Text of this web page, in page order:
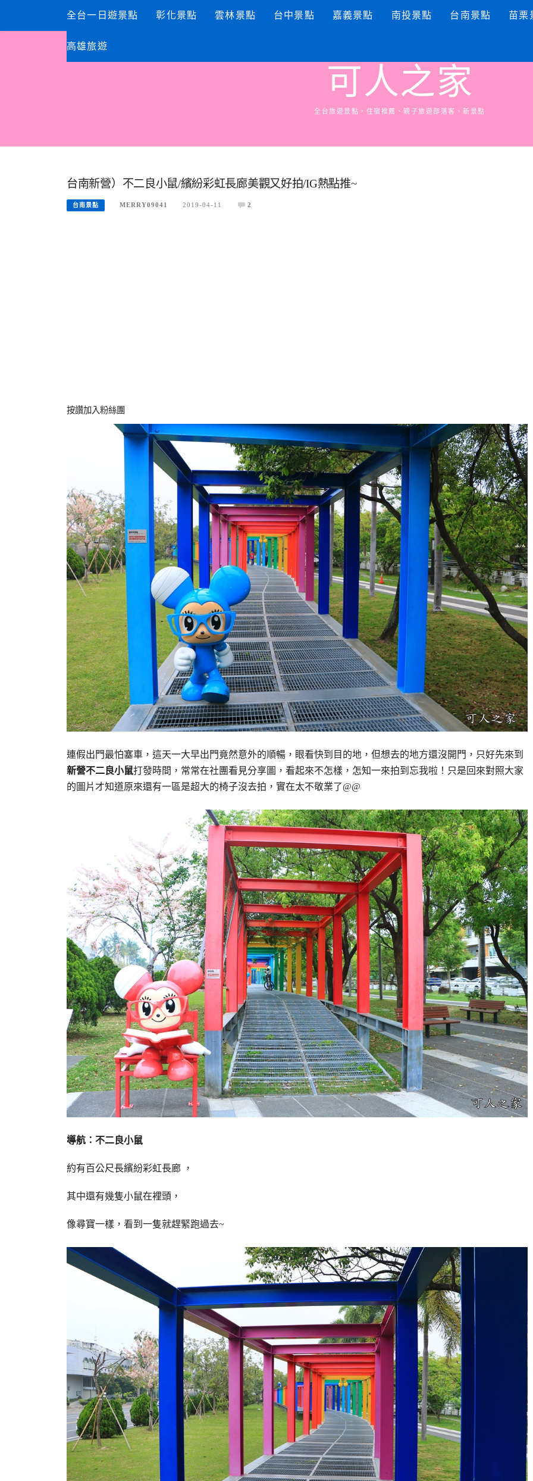
content
全台一日遊景點 彰化景點 雲林景點 台中景點 嘉義景點 南投景點 台南景點 苗栗
高雄旅遊
可人之家
全台旅遊景點，住宿推薦、親子旅遊部落客、新景點
台南新營）不二良小鼠/繽紛彩虹長廊美觀又好拍/IG熱點推~
台南景點 MERRY09041 2019-04-11 2
按讚加入粉絲團
連假出門最怕塞車，這天一大早出門竟然意外的順暢，眼看快到目的地，但想去的地方還沒開門，只好先來到
新營不二良小鼠打發時間，常常在社團看見分享圖，看起來不怎樣，怎知一來拍到忘我啦！只是回來對照大家
的圖片才知道原來還有一區是超大的椅子沒去拍，實在太不敬業了@@
導航：不二良小鼠
約有百公尺長繽紛彩虹長廊 ，
其中還有幾隻小鼠在裡頭，
像尋寶一樣，看到一隻就趕緊跑過去~